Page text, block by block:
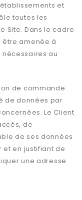
et
toutes les
Site. Dans le cadre
amenée à
au
de commande
de données par
Le Client
de
de ses données
en justifiant de
une adresse